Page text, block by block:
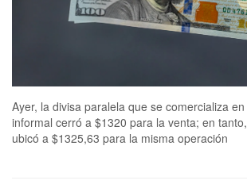
Ayer, la divisa paralela que se comercializa
informal cerró a $1320 para la venta; en
ubicó a $1325,63 para la misma operación